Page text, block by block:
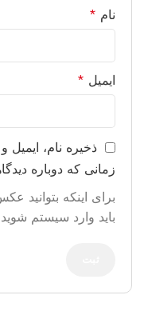
نام *
ایمیل *
ذخیره نام،
زمانی که دوباره
برای اینکه بتوانید
باید وارد سیستم